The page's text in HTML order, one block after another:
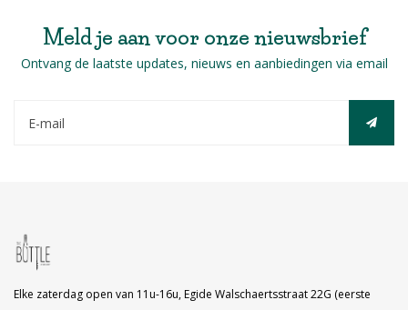
Meld je aan voor onze nieuwsbrief
Ontvang de laatste updates, nieuws en aanbiedingen via email
Elke zaterdag open van 11u-16u, Egide Walschaertsstraat 22G (eerste